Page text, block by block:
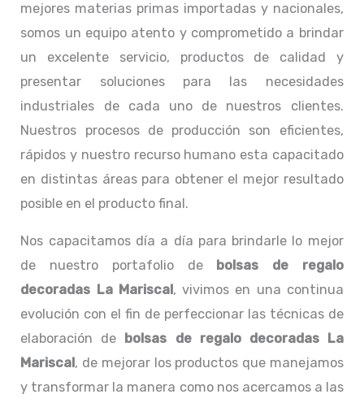
mejores materias primas importadas y nacionales,
somos un equipo atento y comprometido a brindar
un excelente servicio, productos de calidad y
presentar soluciones para las necesidades
industriales de cada uno de nuestros clientes.
Nuestros procesos de producción son eficientes,
rápidos y nuestro recurso humano esta capacitado
en distintas áreas para obtener el mejor resultado
posible en el producto final.
Nos capacitamos día a día para brindarle lo mejor
de nuestro portafolio de
bolsas de regalo
decoradas La Mariscal , vivimos en una continua
evolución con el fin de perfeccionar las técnicas de
elaboración de
bolsas de regalo decoradas La
Mariscal , de mejorar los productos que manejamos
y transformar la manera como nos acercamos a las